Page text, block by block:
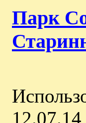
Парк
12.07.14